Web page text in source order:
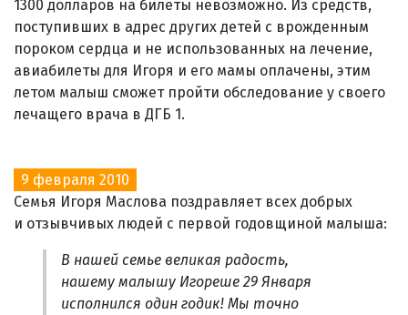
1300 долларов на билеты невозможно. Из средств,
поступивших в адрес других детей с врожденным
пороком сердца и не использованных на лечение,
авиабилеты для Игоря и его мамы оплачены, этим
летом малыш сможет пройти обследование у своего
лечащего врача в ДГБ 1.
9 февраля 2010
Семья Игоря Маслова поздравляет всех добрых
и отзывчивых людей с первой годовщиной малыша:
В нашей семье великая радость,
нашему малышу Игореше 29 Января
исполнился один годик! Мы точно